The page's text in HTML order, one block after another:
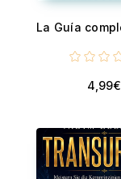
4,99€